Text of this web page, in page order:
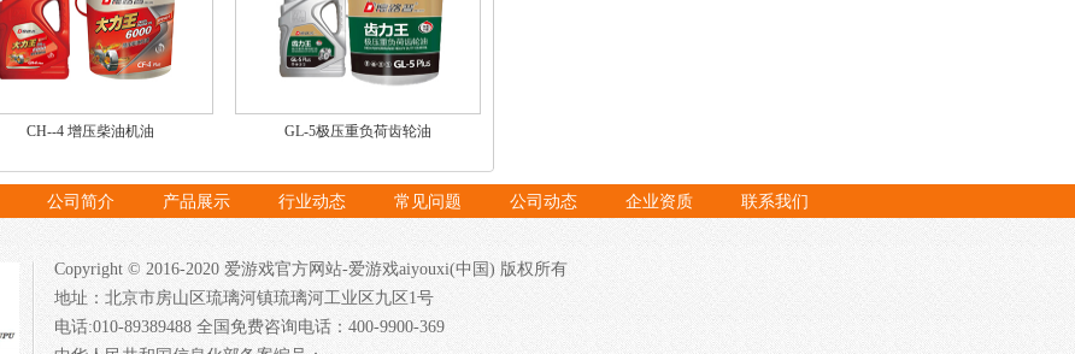
CH--4 增压柴油机油 GL-5极压重负荷齿轮油
公司简介 产品展示 行业动态 常见问题 公司动态 企业资质 联系我们
Copyright © 2016-2020 爱游戏官方网站-爱游戏aiyouxi(中国) 版权所有
地址：北京市房山区琉璃河镇琉璃河工业区九区1号
电话:010-89389488 全国免费咨询电话：400-9900-369